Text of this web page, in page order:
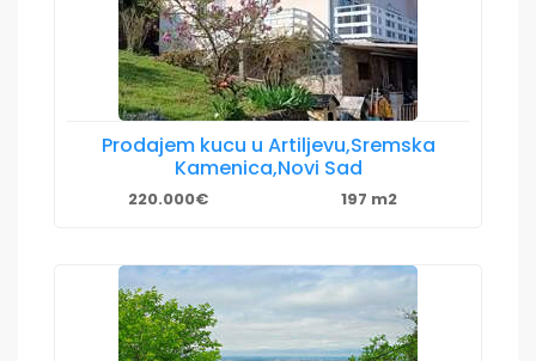
Prodajem kucu u Artiljevu,Sremska
Kamenica,Novi Sad
220.000€ 197 m2